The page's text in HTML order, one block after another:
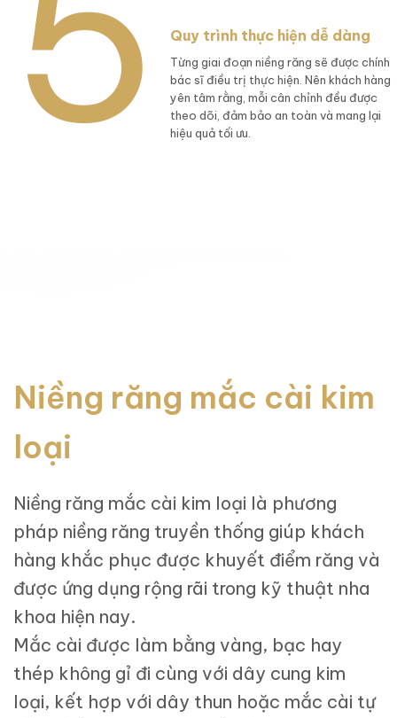
Quy trình thực hiện dễ dàng
Từng giai đoạn niềng răng sẽ được chính
bác sĩ điều trị thực hiện. Nên khách hàng
yên tâm rằng, mỗi cân chỉnh đều được
theo dõi, đảm bảo an toàn và mang lại
hiệu quả tối ưu.
Niềng răng mắc cài kim
loại
Niềng răng mắc cài kim loại là phương
pháp niềng răng truyền thống giúp khách
hàng khắc phục được khuyết điểm răng và
được ứng dụng rộng rãi trong kỹ thuật nha
khoa hiện nay.
Mắc cài được làm bằng vàng, bạc hay
thép không gỉ đi cùng với dây cung kim
loại, kết hợp với dây thun hoặc mắc cài tự